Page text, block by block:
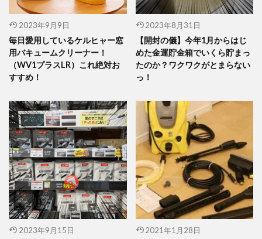
2023年9月9日
毎日愛用しているケルヒャー窓
用バキュームクリーナー！
（WV1プラスLR）これ絶対お
すすめ！
2023年8月31日
【開封の儀】今年1月からはじ
めた金運貯金箱でいくら貯まっ
たのか？ワクワクがとまらない
っ！
2023年9月15日 2021年1月28日